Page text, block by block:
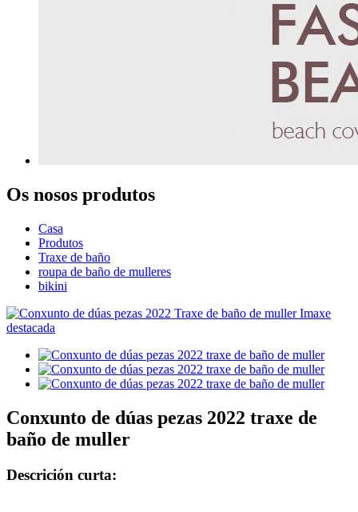
Os nosos produtos
Casa
Produtos
Traxe de baño
roupa de baño de mulleres
bikini
Conxunto de dúas pezas 2022 traxe de
baño de muller
Descrición curta: